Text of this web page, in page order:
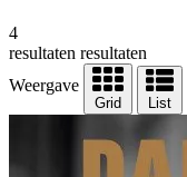
4
resultaten resultaten
Weergave
Grid List